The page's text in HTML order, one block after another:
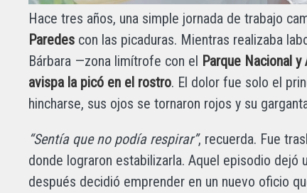
Hace tres años, una simple jornada de trabajo
Paredes con las picaduras. Mientras realizaba
Bárbara —zona limítrofe con el Parque Nacional
avispa la picó en el rostro. El dolor fue solo el
hincharse, sus ojos se tornaron rojos y su
“Sentía que no podía respirar”, recuerda. Fue
donde lograron estabilizarla. Aquel episodio dejó
después decidió emprender en un nuevo oficio